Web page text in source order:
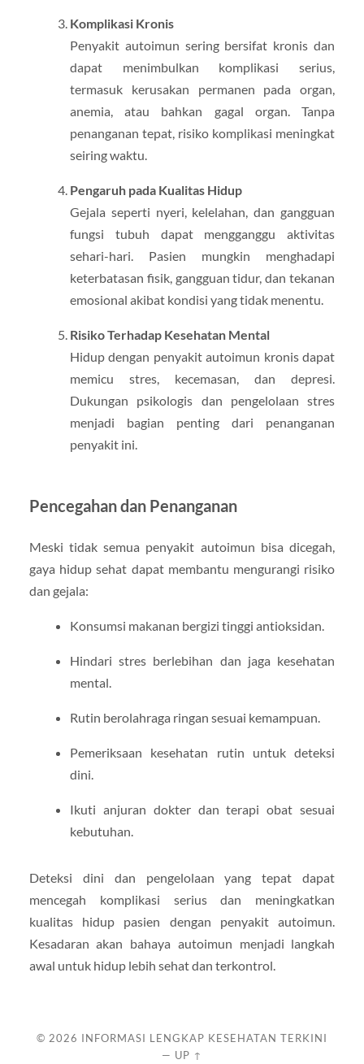
Komplikasi Kronis
Penyakit autoimun sering bersifat kronis dan
dapat menimbulkan komplikasi serius,
termasuk kerusakan permanen pada organ,
anemia, atau bahkan gagal organ. Tanpa
penanganan tepat, risiko komplikasi meningkat
seiring waktu.
Pengaruh pada Kualitas Hidup
Gejala seperti nyeri, kelelahan, dan gangguan
fungsi tubuh dapat mengganggu aktivitas
sehari-hari. Pasien mungkin menghadapi
keterbatasan fisik, gangguan tidur, dan tekanan
emosional akibat kondisi yang tidak menentu.
Risiko Terhadap Kesehatan Mental
Hidup dengan penyakit autoimun kronis dapat
memicu stres, kecemasan, dan depresi.
Dukungan psikologis dan pengelolaan stres
menjadi bagian penting dari penanganan
penyakit ini.
Pencegahan dan Penanganan
Meski tidak semua penyakit autoimun bisa dicegah,
gaya hidup sehat dapat membantu mengurangi risiko
dan gejala:
Konsumsi makanan bergizi tinggi antioksidan.
Hindari stres berlebihan dan jaga kesehatan
mental.
Rutin berolahraga ringan sesuai kemampuan.
Pemeriksaan kesehatan rutin untuk deteksi
dini.
Ikuti anjuran dokter dan terapi obat sesuai
kebutuhan.
Deteksi dini dan pengelolaan yang tepat dapat
mencegah komplikasi serius dan meningkatkan
kualitas hidup pasien dengan penyakit autoimun.
Kesadaran akan bahaya autoimun menjadi langkah
awal untuk hidup lebih sehat dan terkontrol.
© 2026 INFORMASI LENGKAP KESEHATAN TERKINI
— UP ↑